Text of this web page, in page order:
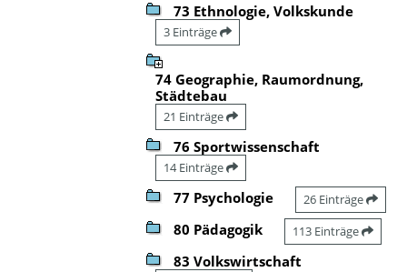
73 Ethnologie, Volkskunde
3 Einträge
74 Geographie, Raumordnung,
Städtebau
21 Einträge
76 Sportwissenschaft
14 Einträge
77 Psychologie 26 Einträge
80 Pädagogik 113 Einträge
83 Volkswirtschaft